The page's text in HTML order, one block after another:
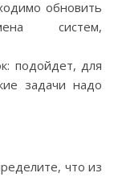
обновить
систем,
подойдет, для
задачи надо
что из